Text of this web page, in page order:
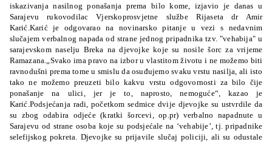
iskazivanja nasilnog ponašanja prema bilo kome, izjavio je danas u
Sarajevu rukovodilac Vjerskoprosvjetne službe Rijaseta dr Amir
Karić.Karić je odgovarao na novinarsko pitanje u vezi s nedavnim
slučajem verbalnog napada od strane jednog pripadnika tzv. "vehabija" u
sarajevskom naselju Breka na djevojke koje su nosile šorc za vrijeme
Ramazana.„Svako ima pravo na izbor u vlastitom životu i ne možemo biti
ravnodušni prema tome u smislu da osuđujemo svaku vrstu nasilja, ali isto
tako ne možemo preuzeti bilo kakvu vrstu odgovornosti za bilo čije
ponašanje na ulici, jer je to, naprosto, nemoguće“, kazao je
Karić.Podsjećanja radi, početkom sedmice dvije djevojke su ustvrdile da
su zbog odabira odjeće (kratki šorcevi, op.pr) verbalno napadnute u
Sarajevu od strane osoba koje su podsjećale na ‘vehabije’, tj. pripadnike
selefijskog pokreta. Djevojke su prijavile slučaj policiji, ali su odustale